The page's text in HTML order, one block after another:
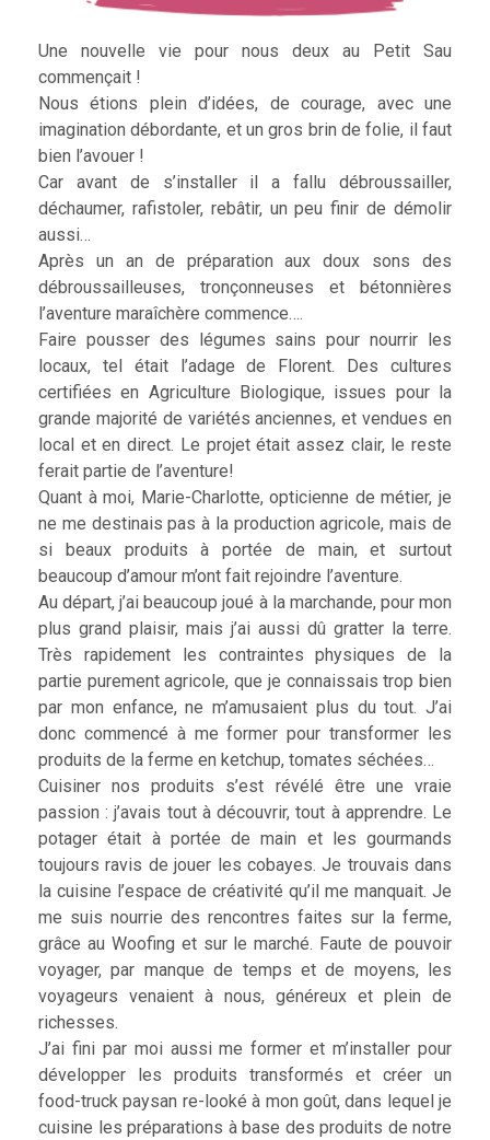
Une nouvelle vie pour nous deux au Petit Sau
commençait !
Nous étions plein d’idées, de courage, avec une
imagination débordante, et un gros brin de folie, il faut
bien l’avouer !
Car avant de s’installer il a fallu débroussailler,
déchaumer, rafistoler, rebâtir, un peu finir de démolir
aussi…
Après un an de préparation aux doux sons des
débroussailleuses, tronçonneuses et bétonnières
l’aventure maraîchère commence….
Faire pousser des légumes sains pour nourrir les
locaux, tel était l’adage de Florent. Des cultures
certifiées en Agriculture Biologique, issues pour la
grande majorité de variétés anciennes, et vendues en
local et en direct. Le projet était assez clair, le reste
ferait partie de l’aventure!
Quant à moi, Marie-Charlotte, opticienne de métier, je
ne me destinais pas à la production agricole, mais de
si beaux produits à portée de main, et surtout
beaucoup d’amour m’ont fait rejoindre l’aventure.
Au départ, j’ai beaucoup joué à la marchande, pour mon
plus grand plaisir, mais j’ai aussi dû gratter la terre.
Très rapidement les contraintes physiques de la
partie purement agricole, que je connaissais trop bien
par mon enfance, ne m’amusaient plus du tout. J’ai
donc commencé à me former pour transformer les
produits de la ferme en ketchup, tomates séchées…
Cuisiner nos produits s’est révélé être une vraie
passion : j’avais tout à découvrir, tout à apprendre. Le
potager était à portée de main et les gourmands
toujours ravis de jouer les cobayes. Je trouvais dans
la cuisine l’espace de créativité qu’il me manquait. Je
me suis nourrie des rencontres faites sur la ferme,
grâce au Woofing et sur le marché. Faute de pouvoir
voyager, par manque de temps et de moyens, les
voyageurs venaient à nous, généreux et plein de
richesses.
J’ai fini par moi aussi me former et m’installer pour
développer les produits transformés et créer un
food-truck paysan re-looké à mon goût, dans lequel je
cuisine les préparations à base des produits de notre